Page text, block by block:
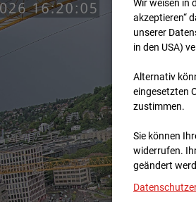
Wir weisen in
akzeptieren“
unserer
in den USA)
Alternativ
eingesetzten
zustimmen.
Sie können
widerrufen.
geändert